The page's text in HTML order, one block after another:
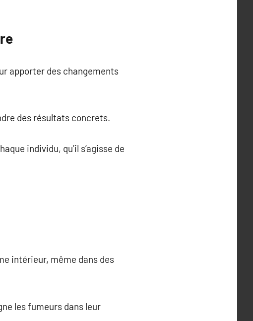
apporter des changements
des résultats concrets.
individu, qu’il s’agisse de
intérieur, même dans des
les fumeurs dans leur